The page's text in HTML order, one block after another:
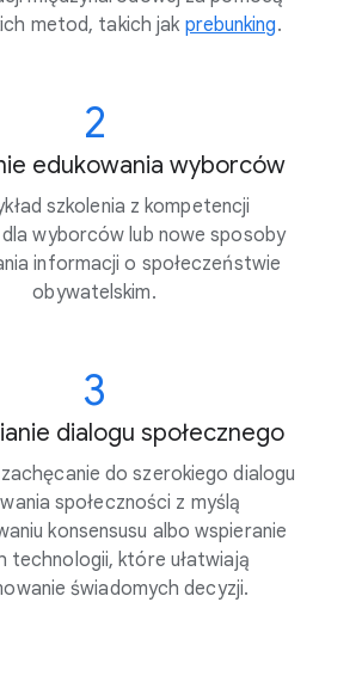
metod, takich jak prebunking.
2
edukowania wyborców
szkolenia z kompetencji
wyborców lub nowe sposoby
informacji o społeczeństwie
obywatelskim.
3
dialogu społecznego
zachęcanie do szerokiego dialogu
społeczności z myślą
konsensusu albo wspieranie
technologii, które ułatwiają
świadomych decyzji.